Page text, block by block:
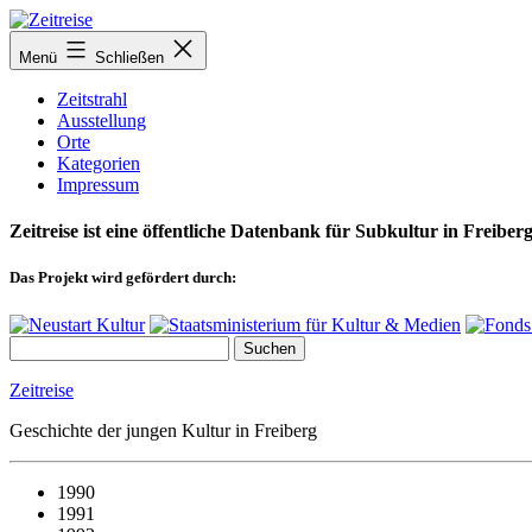
Zum
Inhalt
springen
Menü Schließen
Zeitstrahl
Ausstellung
Orte
Kategorien
Impressum
Zeitreise ist eine öffentliche Datenbank für Subkultur in
Das Projekt wird gefördert durch:
Zeitreise
Geschichte der jungen Kultur in Freiberg
1990
1991